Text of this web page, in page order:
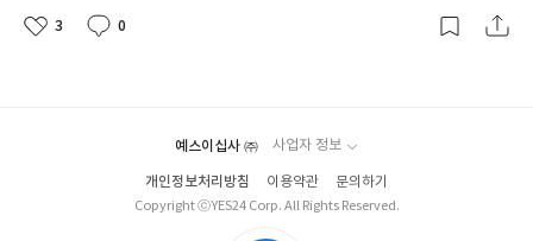
으로 다시 돌아가 보는 것도 나쁘지 않을 거라고 말해주고 싶다.
‘201
좋
3
댓
0
작
예스이십사 ㈜ 사업자 정보
개인정보처리방침 이용약관
문의하기
Copyright ⓒYES24 Corp. All Rights Reserved.